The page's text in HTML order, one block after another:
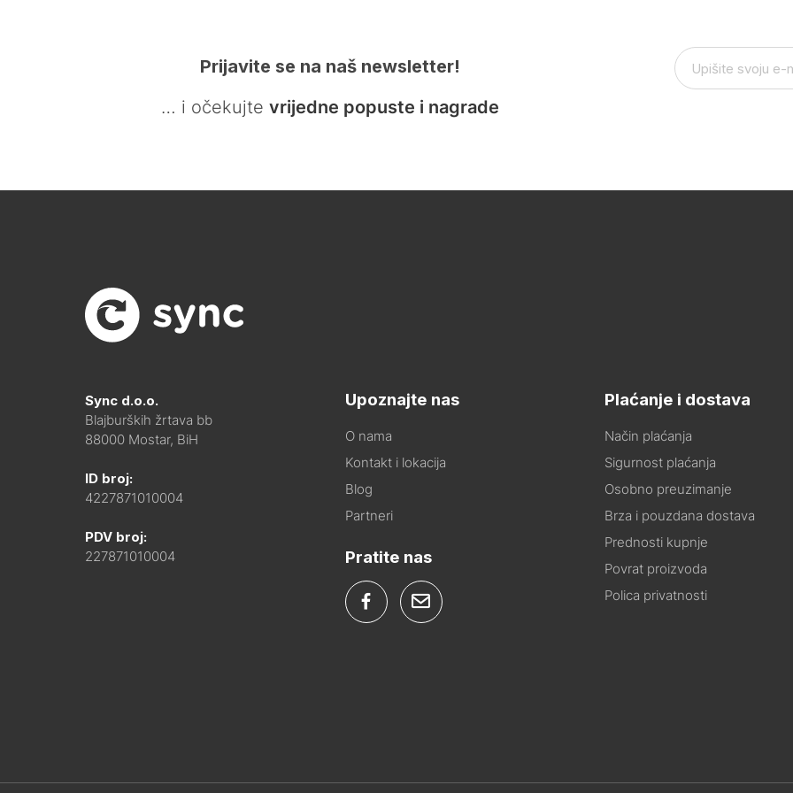
Prijavite se na naš newsletter!
… i očekujte vrijedne popuste i nagrade
Sync d.o.o.
Blajburških žrtava bb
88000 Mostar, BiH
ID broj:
4227871010004
PDV broj:
227871010004
Upoznajte nas
O nama
Kontakt i lokacija
Blog
Partneri
Pratite nas
Plaćanje i dostava
Način plaćanja
Sigurnost plaćanja
Osobno preuzimanje
Brza i pouzdana dostava
Prednosti kupnje
Povrat proizvoda
Polica privatnosti